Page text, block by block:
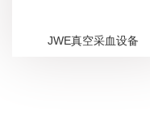
JWE真空采血设备